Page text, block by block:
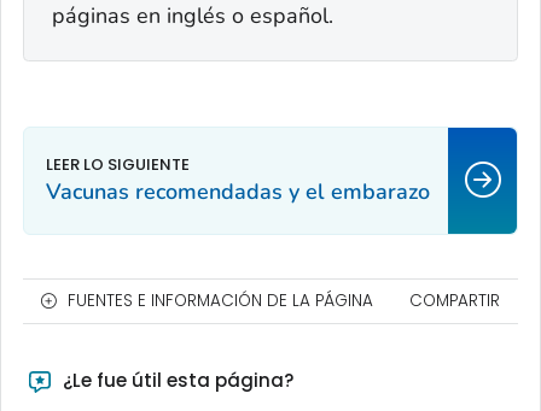
páginas en inglés o español.
Vacunas recomendadas y el embarazo
FUENTES E INFORMACIÓN DE LA PÁGINA COMPARTIR
¿Le fue útil esta página?